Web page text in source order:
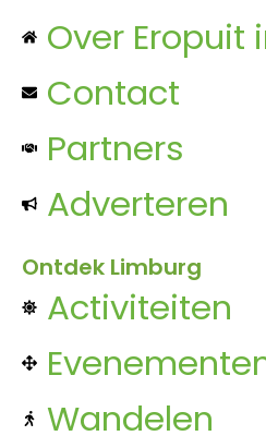
Over Eropuit
Contact
Partners
Adverteren
Ontdek Limburg
Activiteiten
Wandelen